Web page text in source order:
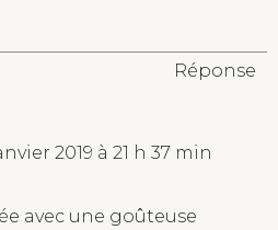
Réponse
2019 à 21 h 37 min
avec une goûteuse